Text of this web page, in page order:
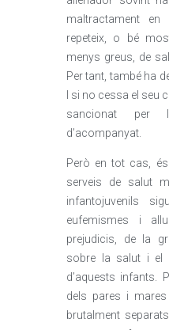
maltractament
repeteix, o bé
menys greus, de
Per tant, també ha
I si no cessa el seu
sancionat per
d’acompanyat.
Però en tot cas,
serveis de salut
infantojuvenils
eufemismes i
prejudicis, de la
sobre la salut i el
d’aquests infants.
dels pares i
brutalment